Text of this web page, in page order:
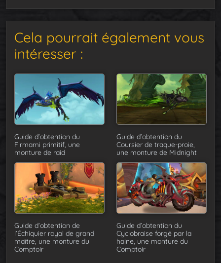
Cela pourrait également vous
intéresser :
Guide d’obtention du
Firmami primitif, une
monture de raid
Guide d’obtention du
Coursier de traque-proie,
une monture de Midnight
Guide d’obtention de
l’Échiquier royal de grand
maître, une monture du
Comptoir
Guide d’obtention du
Cyclobraise forgé par la
haine, une monture du
Comptoir